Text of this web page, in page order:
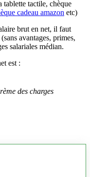
tablette tactile, chèque
cadeau amazon etc)
brut en net, il faut
avantages, primes,
salariales médian.
est :
des charges